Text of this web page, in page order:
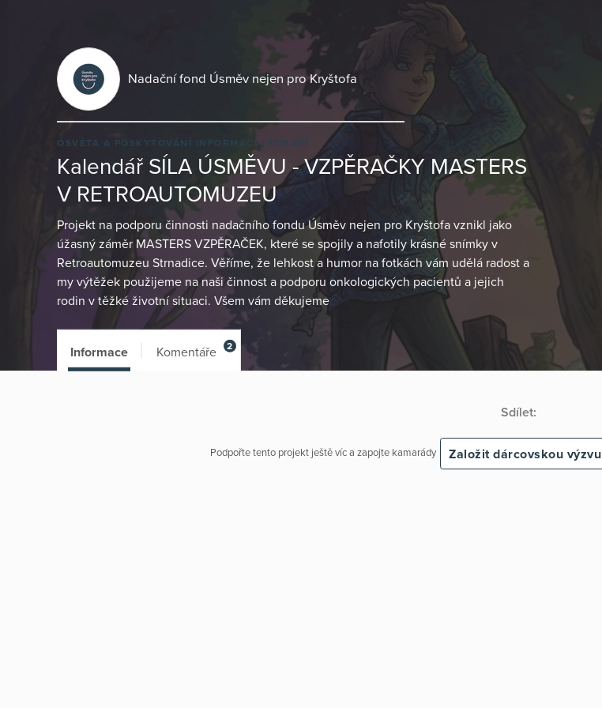
Nadační fond Úsměv nejen pro Kryštofa
OSVĚTA A POSKYTOVÁNÍ INFORMACÍ ZDRAVÍ
Kalendář SÍLA ÚSMĚVU - VZPĚRAČKY MASTERS
V RETROAUTOMUZEU
Projekt na podporu činnosti nadačního fondu Úsměv nejen pro Kryštofa vznikl jako
úžasný záměr MASTERS VZPĚRAČEK, které se spojily a nafotily krásné snímky v
Retroautomuzeu Strnadice. Věříme, že lehkost a humor na fotkách vám udělá radost a
my výtěžek použijeme na naši činnost a podporu onkologických pacientů a jejich
rodin v těžké životní situaci. Všem vám děkujeme
Informace Komentáře 2
Sdílet:
Podpořte tento projekt ještě víc a zapojte kamarády Založit dárcovskou výzvu